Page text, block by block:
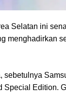
Selatan ini
menghadirkan
sebetulnya
Special Edition.